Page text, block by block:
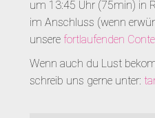
um 13:45 Uhr (75min) in
im Anschluss (wenn
unsere fortlaufenden
Wenn auch du Lust
schreib uns gerne unter: